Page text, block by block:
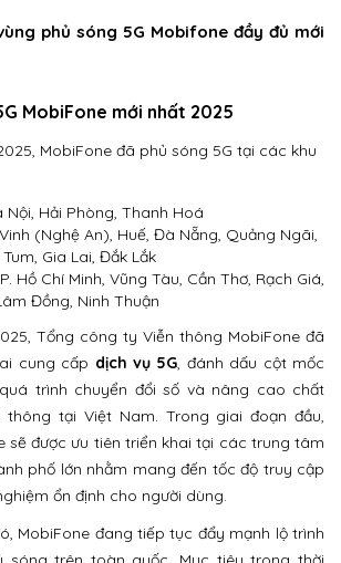
phủ sóng 5G Mobifone đầy đủ mới
MobiFone mới nhất 2025
MobiFone đã phủ sóng 5G tại các khu
Nội, Hải Phòng, Thanh Hoá
(Nghệ An), Huế, Đà Nẵng, Quảng Ngãi,
Tum, Gia Lai, Đắk Lắk
Hồ Chí Minh, Vũng Tàu, Cần Thơ, Rạch Giá,
Đồng, Ninh Thuận
Tổng công ty Viễn thông MobiFone đã
cung cấp dịch vụ 5G, đánh dấu cột mốc
trình chuyển đổi số và nâng cao chất
thông tại Việt Nam. Trong giai đoạn đầu,
sẽ được ưu tiên triển khai tại các trung tâm
phố lớn nhằm mang đến tốc độ truy cập
ổn định cho người dùng.
MobiFone đang tiếp tục đẩy mạnh lộ trình